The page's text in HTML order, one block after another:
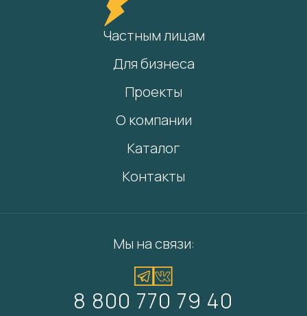
Частным лицам
Для бизнеса
Проекты
О компании
Каталог
Контакты
Мы на связи:
8 800 770 79 40